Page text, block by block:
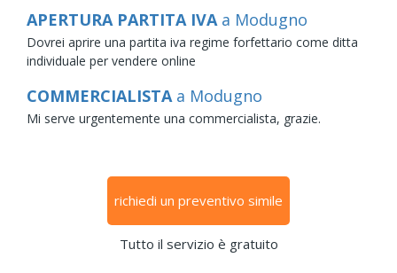
APERTURA PARTITA IVA a Modugno
Dovrei aprire una partita iva regime forfettario come ditta
individuale per vendere online
COMMERCIALISTA a Modugno
Mi serve urgentemente una commercialista, grazie.
richiedi un preventivo simile
Tutto il servizio è gratuito